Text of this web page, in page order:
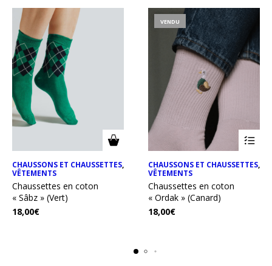
CHAUSSONS ET CHAUSSETTES,
VÊTEMENTS
Chaussettes en coton
« Sâbz » (Vert)
18,00€
VENDU
CHAUSSONS ET CHAUSSETTES,
VÊTEMENTS
Chaussettes en coton
« Ordak » (Canard)
18,00€